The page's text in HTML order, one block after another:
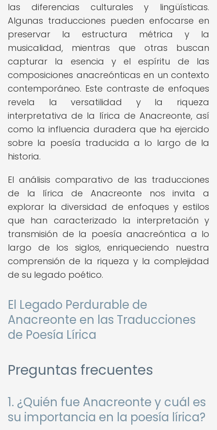
las diferencias culturales y lingüísticas.
Algunas traducciones pueden enfocarse en
preservar la estructura métrica y la
musicalidad, mientras que otras buscan
capturar la esencia y el espíritu de las
composiciones anacreónticas en un contexto
contemporáneo. Este contraste de enfoques
revela la versatilidad y la riqueza
interpretativa de la lírica de Anacreonte, así
como la influencia duradera que ha ejercido
sobre la poesía traducida a lo largo de la
historia.
El análisis comparativo de las traducciones
de la lírica de Anacreonte nos invita a
explorar la diversidad de enfoques y estilos
que han caracterizado la interpretación y
transmisión de la poesía anacreóntica a lo
largo de los siglos, enriqueciendo nuestra
comprensión de la riqueza y la complejidad
de su legado poético.
El Legado Perdurable de
Anacreonte en las Traducciones
de Poesía Lírica
Preguntas frecuentes
1. ¿Quién fue Anacreonte y cuál es
su importancia en la poesía lírica?